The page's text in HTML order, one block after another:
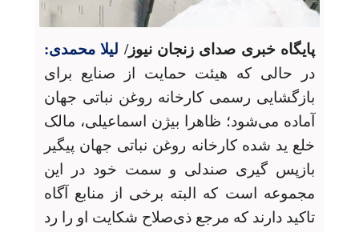
پایگاه خبری صدای زنجان نیوز/ لیلا محمدی:
در حالی که هیئت حمایت از صنایع برای
بازگشایی رسمی کارخانه روغن نباتی جهان
آماده می‌شود؛ ظاهرا بیژن اسماعیلی، مالک
خلع ید شده کارخانه روغن نباتی جهان پیگیر
بازپس گیری صندلی و سمت خود در این
مجموعه است که البته برخی از منابع آگاه
تاکید دارند که مرجع ذی‌صلاح شکایت او را رد